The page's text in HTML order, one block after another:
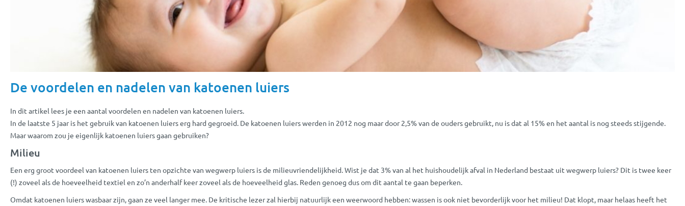
De voordelen en nadelen van katoenen luiers
In dit artikel lees je een aantal voordelen en nadelen van katoenen luiers.
In de laatste 5 jaar is het gebruik van katoenen luiers erg hard gegroeid. De katoenen luiers werden in 2012 nog maar door 2,5% van de ouders gebruikt, nu is dat al 15% en het aantal is nog steeds stijgende.
Maar waarom zou je eigenlijk katoenen luiers gaan gebruiken?
Milieu
Een erg groot voordeel van katoenen luiers ten opzichte van wegwerp luiers is de milieuvriendelijkheid. Wist je dat 3% van al het huishoudelijk afval in Nederland bestaat uit wegwerp luiers? Dit is twee keer
(!) zoveel als de hoeveelheid textiel en zo’n anderhalf keer zoveel als de hoeveelheid glas. Reden genoeg dus om dit aantal te gaan beperken.
Omdat katoenen luiers wasbaar zijn, gaan ze veel langer mee. De kritische lezer zal hierbij natuurlijk een weerwoord hebben: wassen is ook niet bevorderlijk voor het milieu! Dat klopt, maar helaas heeft het